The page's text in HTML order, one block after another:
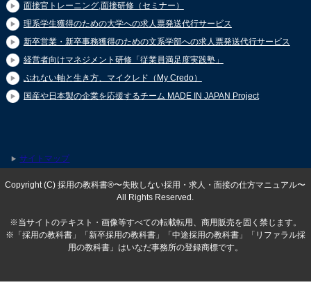
面接官トレーニング,面接研修（セミナー）
理系学生獲得のための大学への求人票発送代行サービス
新卒営業・新卒事務獲得のための文系学部への求人票発送代行サービス
経営者向けマネジメント研修「従業員満足度実践塾」
ぶれない軸と生き方、マイクレド（My Credo）
国産や日本製の企業を応援するチーム MADE IN JAPAN Project
サイトマップ
Copyright (C) 採用の教科書®〜失敗しない採用・求人・面接の仕方マニュアル〜
All Rights Reserved.
※当サイトのテキスト・画像等すべての転載転用、商用販売を固く禁じます。
※「採用の教科書」「新卒採用の教科書」「中途採用の教科書」「リファラル採
用の教科書」はいなだ事務所の登録商標です。